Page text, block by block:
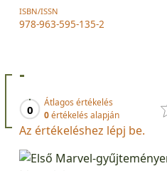
ISBN/ISSN
978-963-595-135-2
-
0
Átlagos értékelés
0értékelés alapján
Az értékeléshez lépj be.